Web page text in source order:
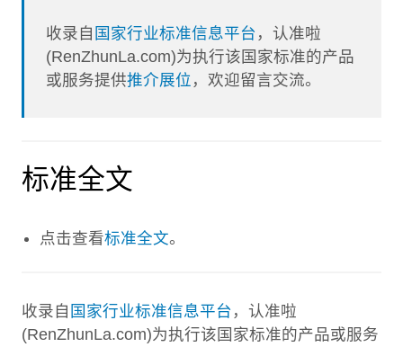
收录自 国家行业标准信息平台 ，认准啦
(RenZhunLa.com)为执行该国家标准的产品
或服务提供推介展位 ，欢迎留言交流。
标准全文
点击查看标准全文。
收录自 国家行业标准信息平台 ，认准啦
(RenZhunLa.com)为执行该国家标准的产品或服务